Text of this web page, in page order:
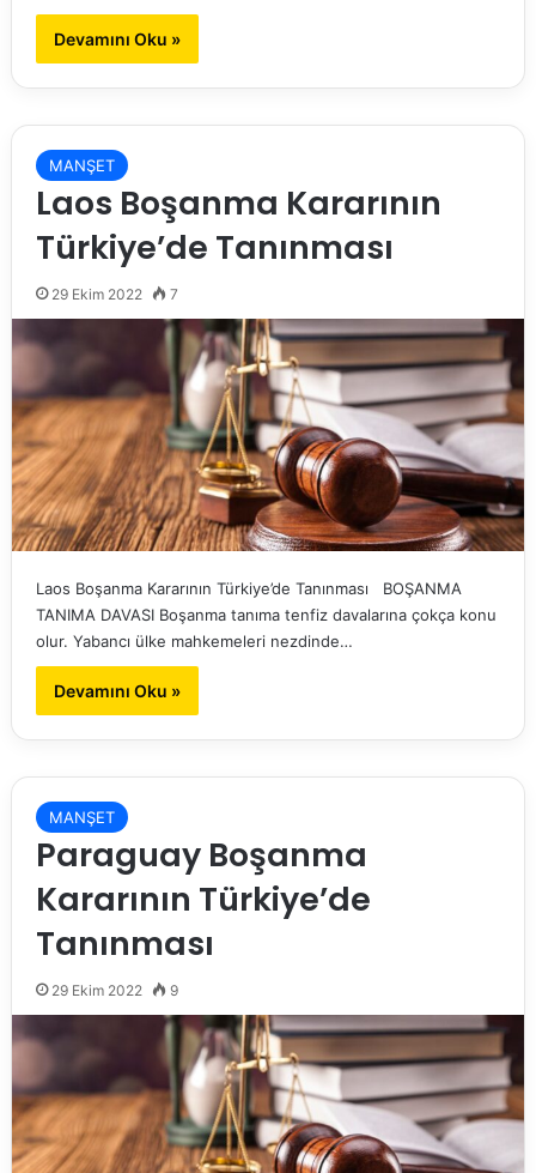
Devamını Oku »
MANŞET
Laos Boşanma Kararının
Türkiye’de Tanınması
29 Ekim 2022 7
Laos Boşanma Kararının Türkiye’de Tanınması BOŞANMA
TANIMA DAVASI Boşanma tanıma tenfiz davalarına çokça konu
olur. Yabancı ülke mahkemeleri nezdinde…
Devamını Oku »
MANŞET
Paraguay Boşanma
Kararının Türkiye’de
Tanınması
29 Ekim 2022 9